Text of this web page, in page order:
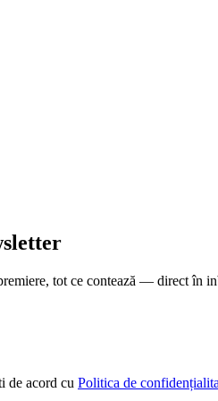
tot ce contează — direct în
de acord cu Politica de